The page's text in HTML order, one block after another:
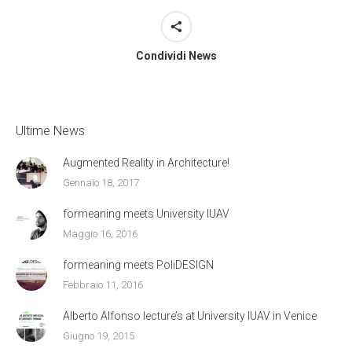
Condividi News
Ultime News
Augmented Reality in Architecture!
Gennaio 18, 2017
formeaning meets University IUAV
Maggio 16, 2016
formeaning meets PoliDESIGN
Febbraio 11, 2016
Alberto Alfonso lecture’s at University IUAV in Venice
Giugno 19, 2015